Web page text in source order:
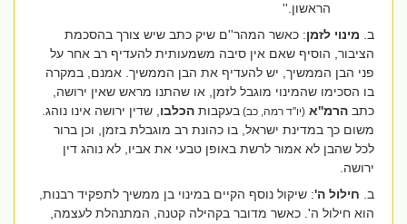
הראשון.''
ב.מינוי לזמן: כאשר המהר''ם שיק כתב שיש צורך בהסכמת
הציבור, הוסיף שאם אין סיבה משמעותית להעדיף רב אחר על
פני הבן הממשיך, יש להעדיף את הבן הממשיך. אמנם, במקרה
בו הסכימו שהמינוי מוגבל לזמן, או שהתנו מראש שאין ירושה,
כתבהרמ''א (יו''ד רמה, כב)בעקבותהכלבו, שדין ירושה אינו נוהג.
משום כך במדינת ישראל, בו כהונת רב מוגבלת בזמן, וכן ברור
לכל שהבן לא אמור לרשת באופן טבעי את אביו, לא נוהג דין
ירושה.
ב.חילול ה' : שיקול נוסף הקיים במינוי בן ממשיך לתפקיד רבנות,
הוא חילול ה'. כאשר מדובר בקהילה קטנה, המתנהלת לעצמה,